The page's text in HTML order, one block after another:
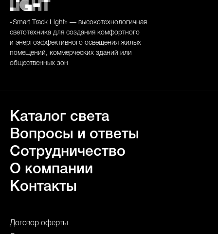
«Smart Track Light» — высокотехнологичная
светотехника для создания комфортного
и энергоэффективного освещения жилых
помещений, коммерческих зданий или
общественных зон
Каталог света
Вопросы и ответы
Сотрудничество
О компании
Контакты
Договор оферты